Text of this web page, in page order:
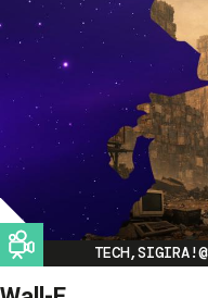
Image